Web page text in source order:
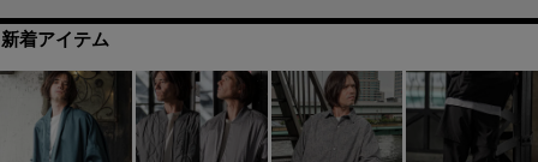
新着アイテム